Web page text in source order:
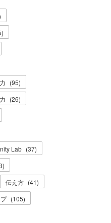
)
(95)
(26)
Lab (37)
)
伝え方 (41)
(105)